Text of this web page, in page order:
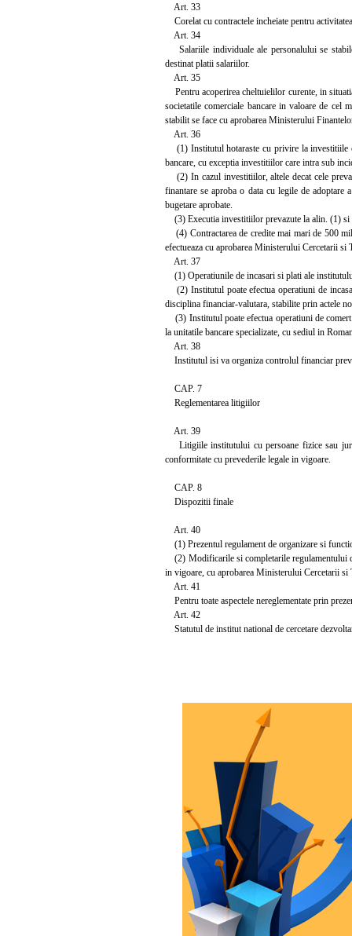
Art. 33
Corelat cu contractele incheiate pentru
Art. 34
Salariile individuale ale personalului se
destinat platii salariilor.
Art. 35
Pentru acoperirea cheltuielilor curente, in
societatile comerciale bancare in valoare de cel
stabilit se face cu aprobarea Ministerului
Art. 36
(1) Institutul hotaraste cu privire la investitiile
bancare, cu exceptia investitiilor care intra sub
(2) In cazul investitiilor, altele decat cele
finantare se aproba o data cu legile de
bugetare aprobate.
(3) Executia investitiilor prevazute la alin. (1) si
(4) Contractarea de credite mai mari de 500
efectueaza cu aprobarea Ministerului Cercetarii
Art. 37
(1) Operatiunile de incasari si plati ale
(2) Institutul poate efectua operatiuni de
disciplina financiar-valutara, stabilite prin actele
(3) Institutul poate efectua operatiuni de
la unitatile bancare specializate, cu sediul in
Art. 38
Institutul isi va organiza controlul financiar
CAP. 7
Reglementarea litigiilor
Art. 39
Litigiile institutului cu persoane fizice sau
conformitate cu prevederile legale in vigoare.
CAP. 8
Dispozitii finale
Art. 40
(1) Prezentul regulament de organizare si
(2) Modificarile si completarile regulamentului
in vigoare, cu aprobarea Ministerului Cercetarii si
Art. 41
Pentru toate aspectele nereglementate prin
Art. 42
Statutul de institut national de cercetare